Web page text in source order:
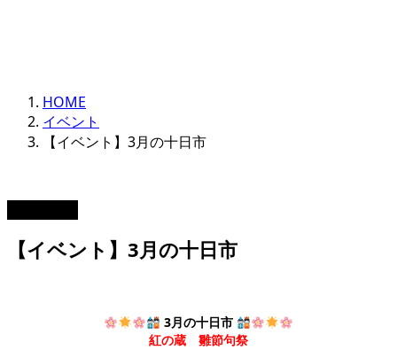
HOME
イベント
【イベント】3月の十日市
【イベント】3月の十日市
3月の十日市
紅の蔵 雛節句祭